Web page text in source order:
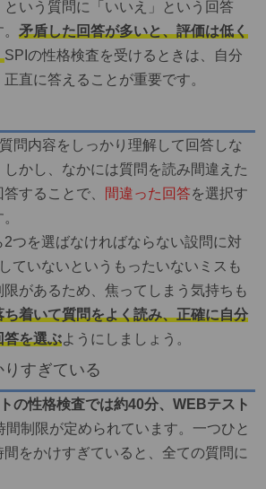
いう質問に「いいえ」という回答
矛盾した回答が多いと、評価は低く
SPIの性格検査を受けるときは、自分
直に答えることが重要です。
問内容をしっかり理解して回答しな
かし、なかには質問を読み間違えた
することで、
間違った回答を選択す
つを選ばなければならない設問に対
ていないというもったいないミスも
限があるため、焦ってしまう気持ちも
ち着いて質問をよく読み、正確に自分
答を選ぶようにしましょう。
すぎている
の性格検査では約40分、WEBテスト
間制限が定められています。一つひと
をかけすぎていると、全ての質問に